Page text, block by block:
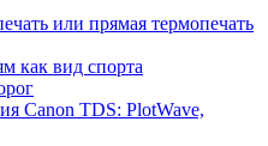
или прямая термопечать
как вид спорта
Canon TDS: PlotWave,